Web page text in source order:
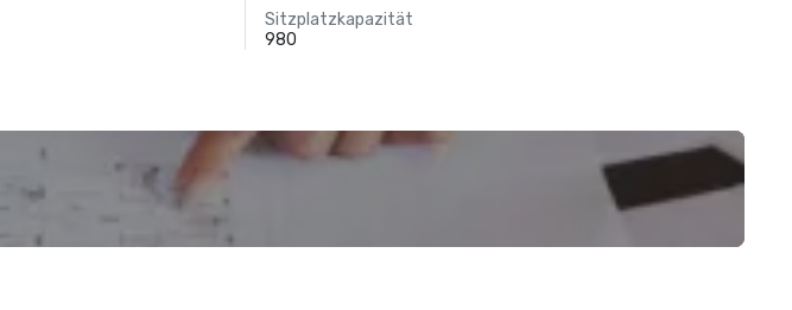
Sitzplatzkapazität
980